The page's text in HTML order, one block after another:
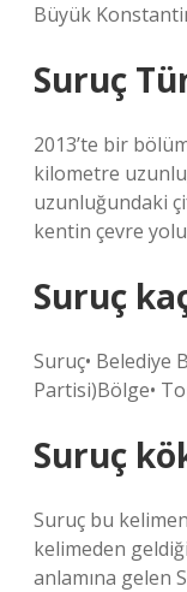
Büyük
Suruç
2013’te bir
kilometre
uzunluğundaki
kentin çevre yolu
Suruç
Suruç• Belediye
Partisi)Bölge•
Suruç
Suruç bu
kelimeden
anlamına gelen